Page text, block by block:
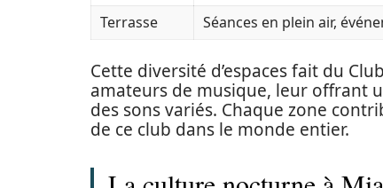
Terrasse
Séances en plein air,
Cette diversité d’espaces fait du
amateurs de musique, leur offrant
des sons variés. Chaque zone
de ce club dans le monde entier.